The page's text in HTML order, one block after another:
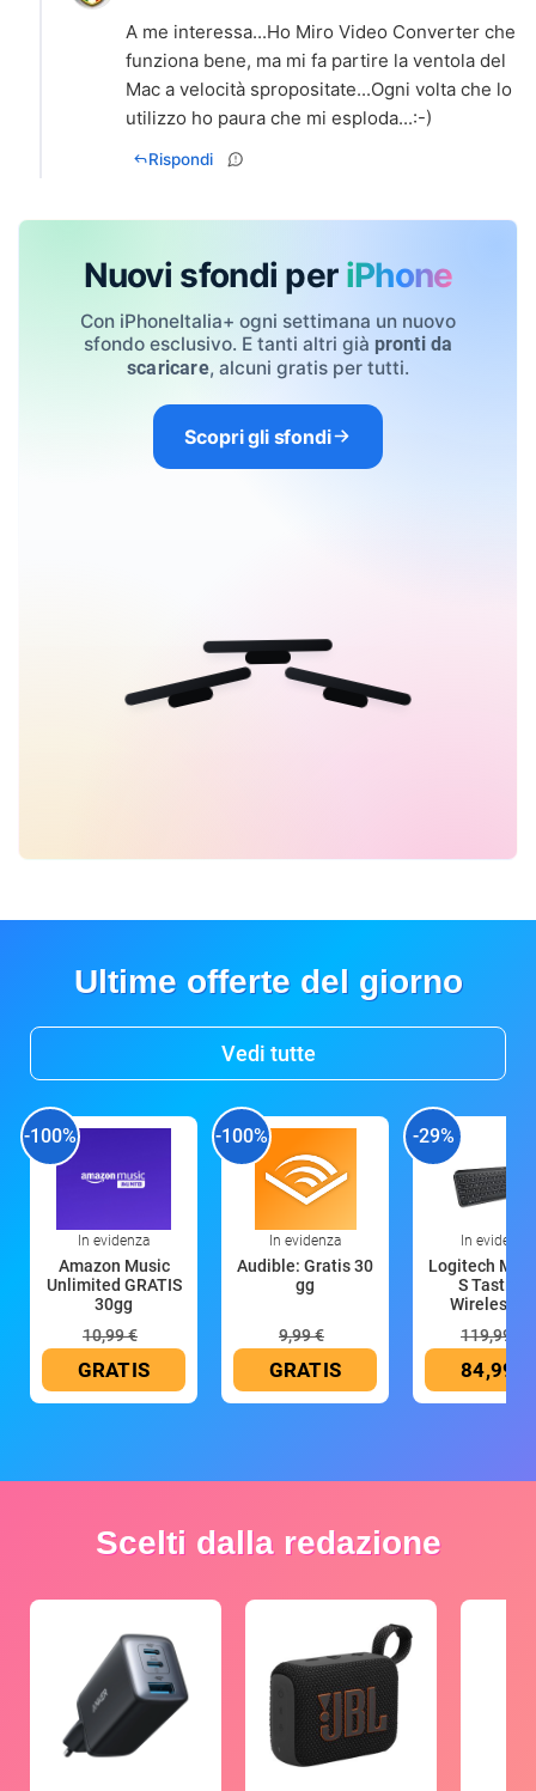
A me interessa...Ho Miro Video Converter che
funziona bene, ma mi fa partire la ventola del
Mac a velocità spropositate...Ogni volta che lo
utilizzo ho paura che mi esploda...:-)
Rispondi
Nuovi sfondi per iPhone
Con iPhoneItalia+ ogni settimana un nuovo
sfondo esclusivo. E tanti altri già pronti da
scaricare, alcuni gratis per tutti.
Scopri gli sfondi
Ultime offerte del giorno
Vedi tutte
-100%
In evidenza
Amazon Music
Unlimited GRATIS
30gg
10,99 €
GRATIS
-100%
In evidenza
Audible: Gratis 30
gg
9,99 €
GRATIS
-29%
In evidenza
Logitech MX
S Tastiera
Wireless
119,99 €
84,99 €
Scelti dalla redazione